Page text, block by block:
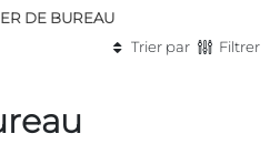
DE BUREAU
Trier par
Filtrer